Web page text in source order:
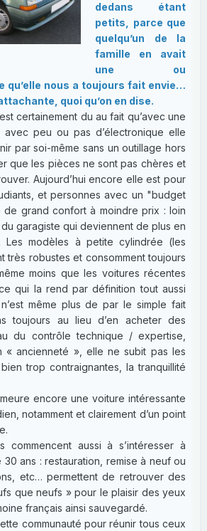
dedans étant
petits, parce que
quelqu’un de la
famille en avait
une ou
qu’elle nous a toujours fait envie…
quoi qu’on en dise.
certainement du au fait qu’avec une
avec peu ou pas d’électronique elle
par soi-même sans un outillage hors
que les pièces ne sont pas chères et
Aujourd’hui encore elle est pour
et personnes avec un "budget
de grand confort à moindre prix : loin
garagiste qui deviennent de plus en
Les modèles à petite cylindrée (les
très robustes et consomment toujours
moins que les voitures récentes
qui la rend par définition tout aussi
même plus de par le simple fait
toujours au lieu d’en acheter des
du contrôle technique / expertise,
« ancienneté », elle ne subit pas les
trop contraignantes, la tranquillité
encore une voiture intéressante
notamment et clairement d’un point
commencent aussi à s’intéresser à
ans : restauration, remise à neuf ou
etc… permettent de retrouver des
que neufs » pour le plaisir des yeux
français ainsi sauvegardé.
communauté pour réunir tous ceux